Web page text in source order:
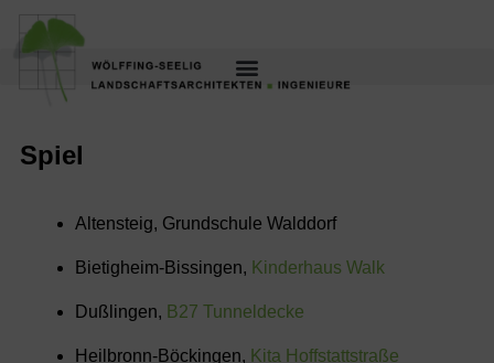
Spiel
Altensteig, Grundschule Walddorf
Bietigheim-Bissingen, Kinderhaus Walk
Dußlingen, B27 Tunneldecke
Heilbronn-Böckingen, Kita Hoffstattstraße